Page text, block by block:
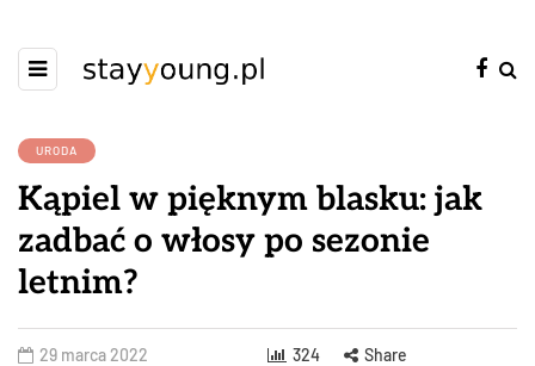
URODA
Kąpiel w pięknym blasku: jak
zadbać o włosy po sezonie
letnim?
29 marca 2022 324 Share